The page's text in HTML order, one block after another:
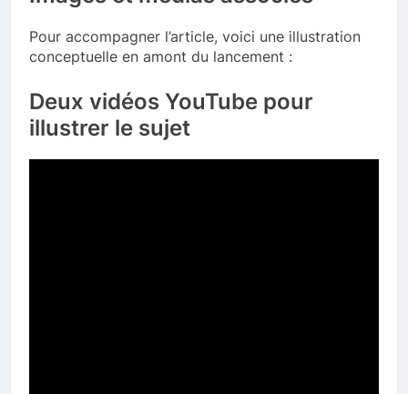
Pour accompagner l’article, voici une illustration
conceptuelle en amont du lancement :
Deux vidéos YouTube pour
illustrer le sujet